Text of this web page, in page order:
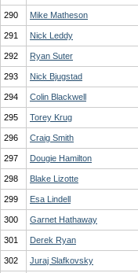
290 Mike Matheson
291 Nick Leddy
292 Ryan Suter
293 Nick Bjugstad
294 Colin Blackwell
295 Torey Krug
296 Craig Smith
297 Dougie Hamilton
298 Blake Lizotte
299 Esa Lindell
300 Garnet Hathaway
301 Derek Ryan
302 Juraj Slafkovsky